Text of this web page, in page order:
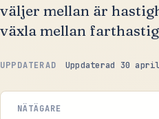
väljer mellan är
växla mellan
Uppdaterad 30
NÄTÄGARE